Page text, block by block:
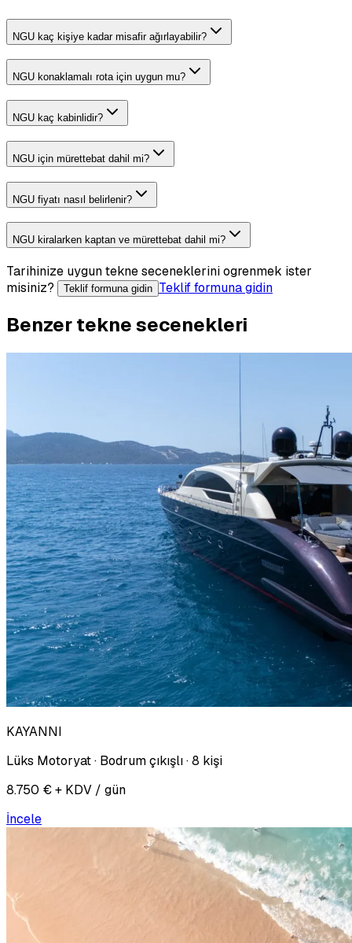
NGU kaç kişiye kadar misafir ağırlayabilir?
NGU konaklamalı rota için uygun mu?
NGU kaç kabinlidir?
NGU için mürettebat dahil mi?
NGU fiyatı nasıl belirlenir?
NGU kiralarken kaptan ve mürettebat dahil mi?
Tarihinize uygun tekne seceneklerini ogrenmek ister
misiniz?
Teklif formuna gidin Teklif formuna gidin
Benzer tekne secenekleri
KAYANNI
Lüks Motoryat · Bodrum çıkışlı · 8 kişi
8.750 € + KDV / gün
İncele